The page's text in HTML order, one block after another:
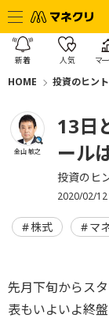
新着 人気 マ
HOME 投資のヒント
金山 敏之
13日
ール
投資のヒ
2020/02/12
株式 マ
先月下旬からス
表もいよいよ終